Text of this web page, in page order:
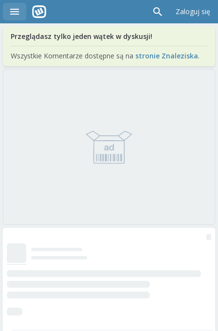
Zaloguj się
Przeglądasz tylko jeden wątek w dyskusji!
Wszystkie Komentarze dostępne są na stronie Znaleziska.